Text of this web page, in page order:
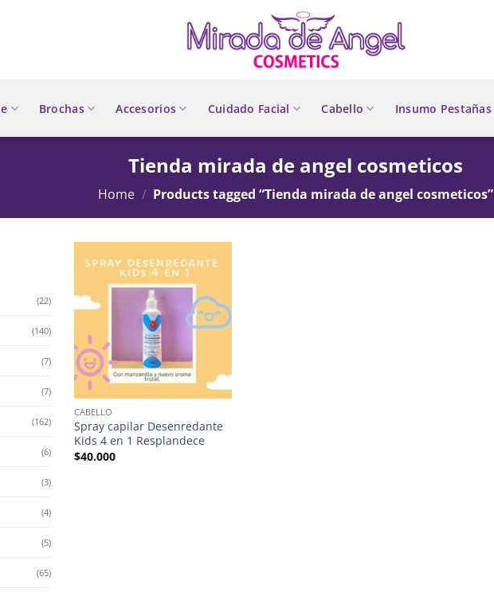
Brochas Accesorios Cuidado Facial Cabello Insumo Pestañas
Tienda mirada de angel cosmeticos
Home / Products tagged “Tienda mirada de angel cosmeticos”
(22)
(140)
(7)
(7)
(162)
(6)
(3)
(4)
(5)
(65)
CABELLO
Spray capilar Desenredante
Kids 4 en 1 Resplandece
$40.000